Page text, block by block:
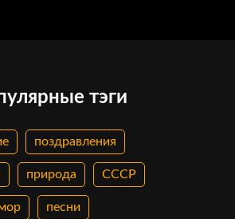
тэги
поздравления
природа СССР
песни